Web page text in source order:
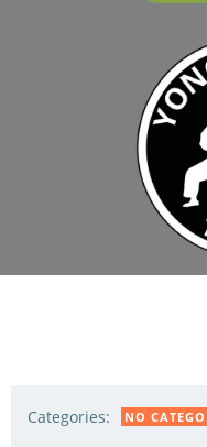
Categories: NO